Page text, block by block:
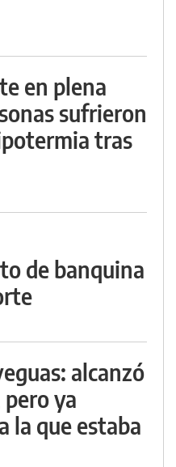
en plena
sufrieron
tras
de banquina
alcanzó
ya
la que estaba